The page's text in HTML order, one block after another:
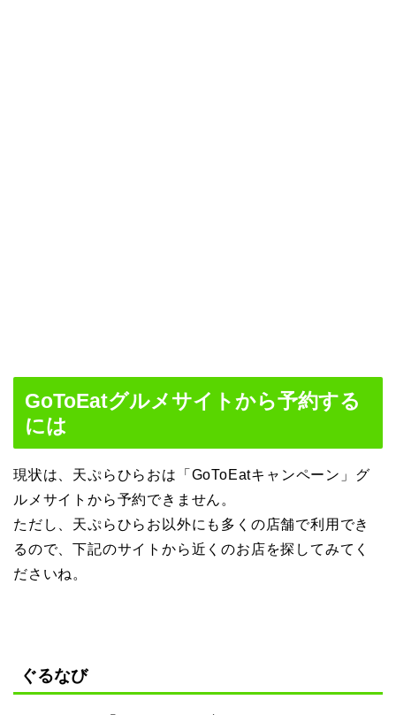
GoToEatグルメサイトから予約する
には
現状は、天ぷらひらおは「GoToEatキャンペーン」グ
ルメサイトから予約できません。
ただし、天ぷらひらお以外にも多くの店舗で利用でき
るので、下記のサイトから近くのお店を探してみてく
ださいね。
ぐるなび